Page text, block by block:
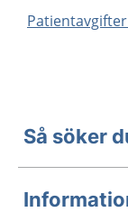
Så söker